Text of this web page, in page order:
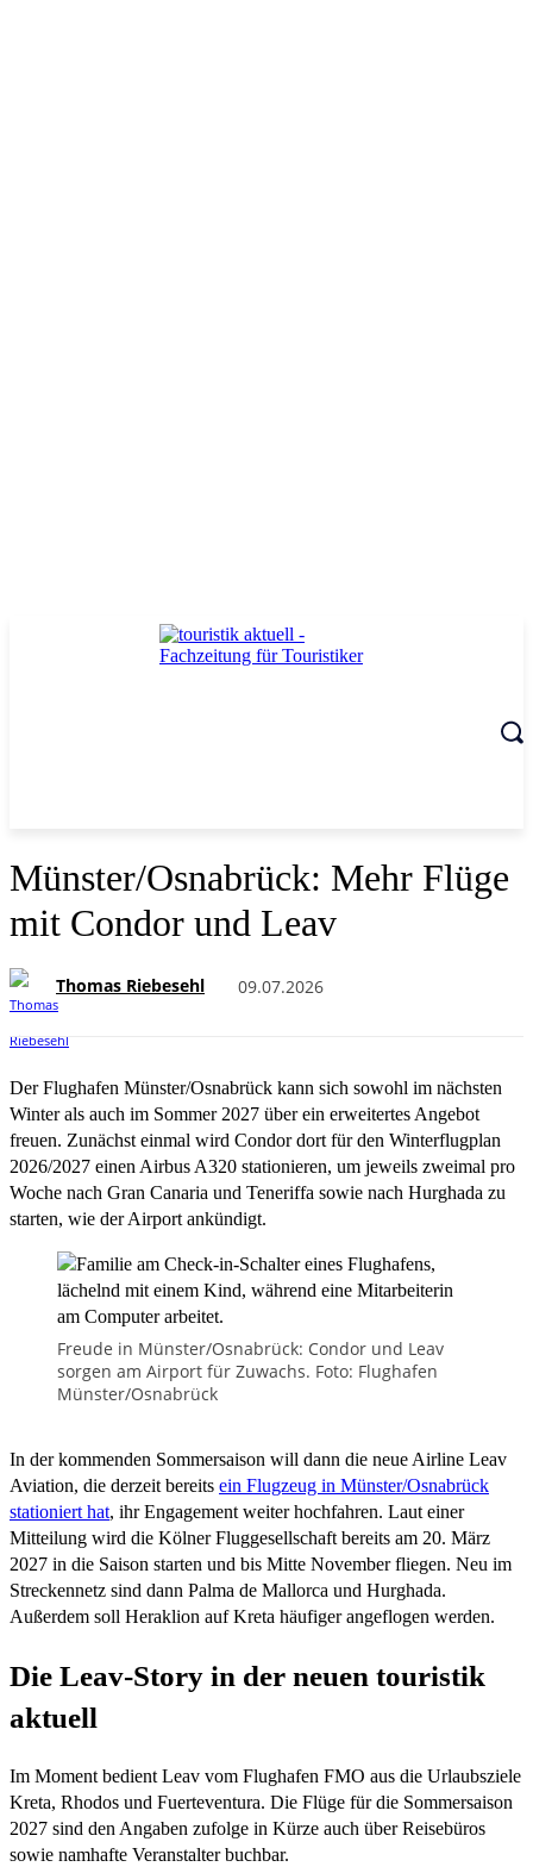
Münster/Osnabrück: Mehr Flüge
mit Condor und Leav
Thomas Riebesehl 09.07.2026
Der Flughafen Münster/Osnabrück kann sich sowohl im nächsten
Winter als auch im Sommer 2027 über ein erweitertes Angebot
freuen. Zunächst einmal wird Condor dort für den Winterflugplan
2026/2027 einen Airbus A320 stationieren, um jeweils zweimal pro
Woche nach Gran Canaria und Teneriffa sowie nach Hurghada zu
starten, wie der Airport ankündigt.
Freude in Münster/Osnabrück: Condor und Leav
sorgen am Airport für Zuwachs. Foto: Flughafen
Münster/Osnabrück
In der kommenden Sommersaison will dann die neue Airline Leav
Aviation, die derzeit bereits ein Flugzeug in Münster/Osnabrück
stationiert hat, ihr Engagement weiter hochfahren. Laut einer
Mitteilung wird die Kölner Fluggesellschaft bereits am 20. März
2027 in die Saison starten und bis Mitte November fliegen. Neu im
Streckennetz sind dann Palma de Mallorca und Hurghada.
Außerdem soll Heraklion auf Kreta häufiger angeflogen werden.
Die Leav-Story in der neuen touristik
aktuell
Im Moment bedient Leav vom Flughafen FMO aus die Urlaubsziele
Kreta, Rhodos und Fuerteventura. Die Flüge für die Sommersaison
2027 sind den Angaben zufolge in Kürze auch über Reisebüros
sowie namhafte Veranstalter buchbar.